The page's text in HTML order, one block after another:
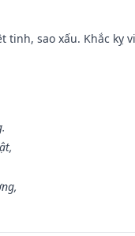
tinh, sao xấu. Khắc kỵ